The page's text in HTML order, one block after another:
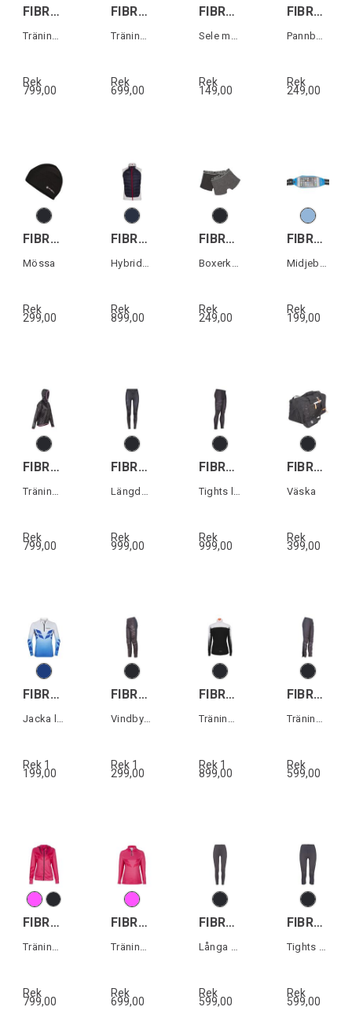
FIBRA Sync Hood Zip Jr
Rek
799,00
FIBRA Sync Half Zip
Rek
699,00
FIBRA Reflex-Sele
Rek
149,00
FIBRA Edge Tech Headband
Rek
249,00
FIBRA Edge Tech Beanie
Mössa
Rek
299,00
FIBRA Edge Hybrid Vest
Hybridväst herr
Rek
899,00
FIBRA Apex Boxer 2-p
Boxerkalsonger 2-pack herr
Rek
249,00
FIBRA Sync Waist Belt
Midjebälte för mobiltelfon
Rek
199,00
FIBRA Xtrm Wind Pack Jacket W
Rek
799,00
FIBRA Sync Ski Race Pant W
Rek
999,00
FIBRA Sync Ski Race Tights
Rek
999,00
FIBRA Sync Bag
Väska
Rek
399,00
FIBRA Sync Ski Race Top
Jacka längdskidåkning
Rek 1
199,00
FIBRA Sync Pro Pant W
Vindbyxa dam
Rek 1
299,00
FIBRA Sync Pro Jacket W
Träningsjacka dam
Rek 1
899,00
FIBRA Sync Trn Pant W
Träningsbyxa dam
Rek
599,00
FIBRA Sync Hood Zip W
Rek
799,00
FIBRA Sync Half Zip W
Rek
699,00
FIBRA Sync Long Tights W
Rek
599,00
FIBRA Sync 3/4 Tights W
Rek
599,00